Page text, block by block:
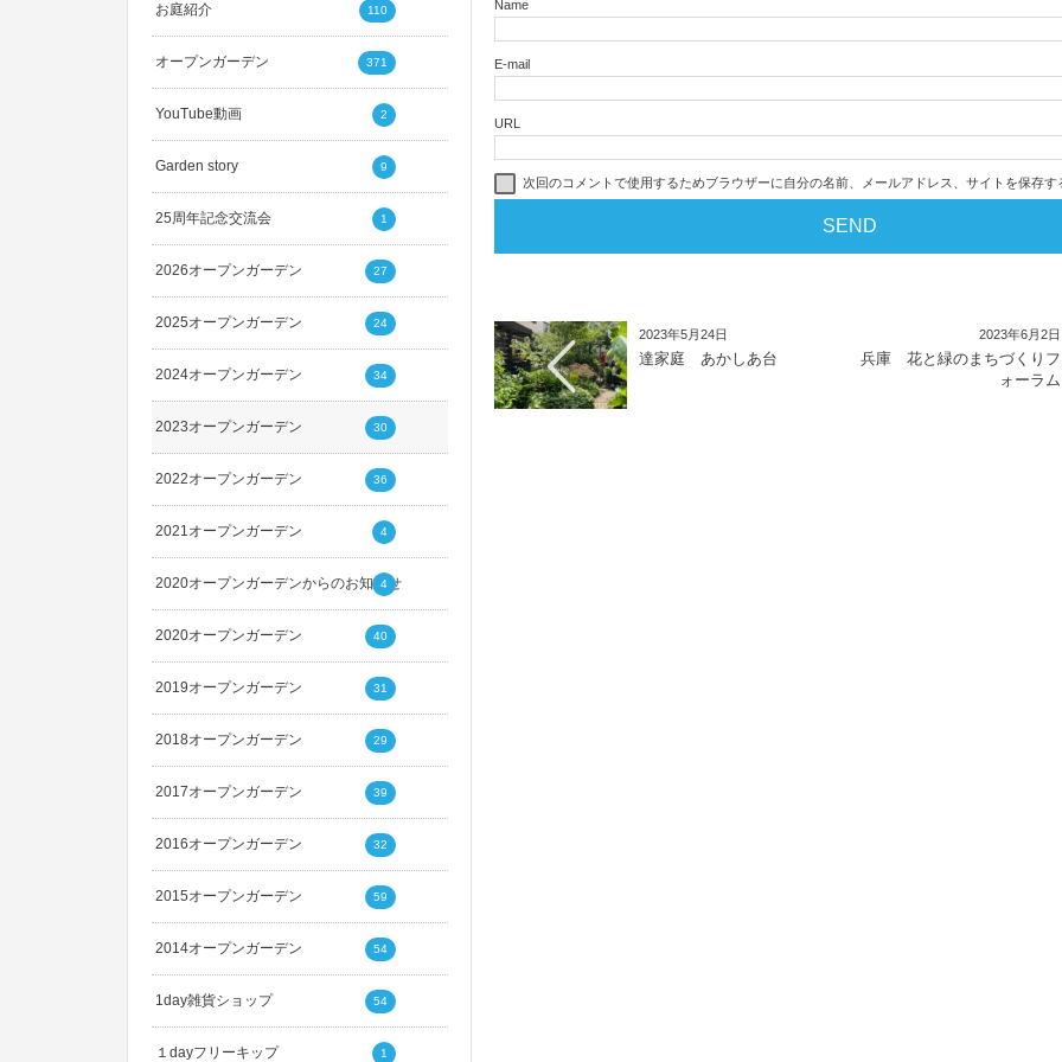
Name
E-mail
URL
次回のコメントで使用するためブラウザーに自分の名前、メールアドレス、サイトを保存す
2023年5月24日
達家庭 あかしあ台
2023年6月2日
兵庫 花と緑のまちづくりフ
ォーラム
お庭紹介 110
オープンガーデン 371
YouTube動画 2
Garden story 9
25周年記念交流会 1
2026オープンガーデン 27
2025オープンガーデン 24
2024オープンガーデン 34
2023オープンガーデン 30
2022オープンガーデン 36
2021オープンガーデン 4
2020オープンガーデンからのお知らせ
4
2020オープンガーデン 40
2019オープンガーデン 31
2018オープンガーデン 29
2017オープンガーデン 39
2016オープンガーデン 32
2015オープンガーデン 59
2014オープンガーデン 54
1day雑貨ショップ 54
１dayフリーキップ 1